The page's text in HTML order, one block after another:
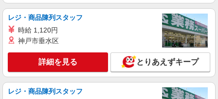
派遣社員
パーソルテンプスタッフ株式会社 静岡コーディネートセンター（浜
松）/26-0479353
見積り・契約データ入力と電話BtoB対応のオ
フィスワーク
時給1430円 ○月収例：￥1,430×7時間45分＝
￥11,082×21日＝￥232,732+交通費+残業代
静岡県浜松市中央区／最寄駅：浜松駅、天竜川
レジ・商品陳列スタッフ
時給 1,120円
神戸市垂水区
詳細を見る とりあえずキープ
レジ・商品陳列スタッフ